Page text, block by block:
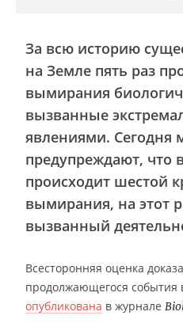
За всю историю
на Земле пять раз
вымирания
вызванные
явлениями. Сегодня
предупреждают, что
происходит шестой
вымирания, на этот
вызванный
Всесторонняя оценка
продолжающегося
опубликована в журнале